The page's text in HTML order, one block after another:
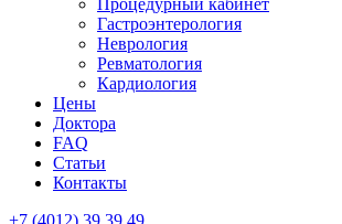
Процедурный кабинет
Гастроэнтерология
Неврология
Ревматология
Кардиология
Цены
Доктора
FAQ
Статьи
Контакты